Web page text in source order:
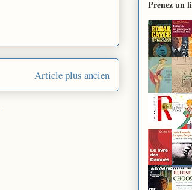
Article plus ancien
Prenez un